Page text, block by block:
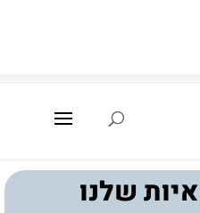
שלנו